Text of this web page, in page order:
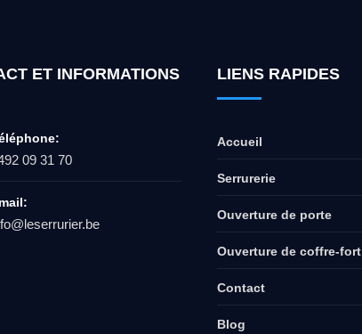
ET INFORMATIONS
09 31 70
LIENS RAPIDES
Accueil
Serrurerie
Ouverture de porte
Ouverture de coffre-fort
Contact
Blog